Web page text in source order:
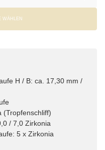
WÄHLEN
H / B: ca. 17,30 mm /
(Tropfenschliff)
/ 7,0 Zirkonia
5 x Zirkonia